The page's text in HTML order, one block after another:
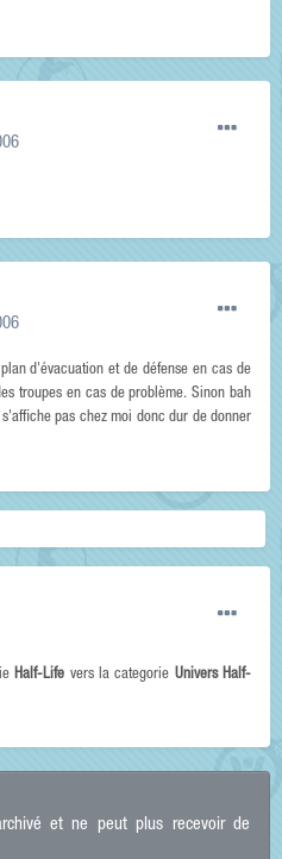
d'évacuation et de défense en cas de
troupes en cas de problème. Sinon bah
pas chez moi donc dur de donner
Half-Life vers la categorie Univers Half-
et ne peut plus recevoir de